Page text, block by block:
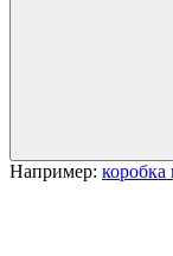
Например: коробка